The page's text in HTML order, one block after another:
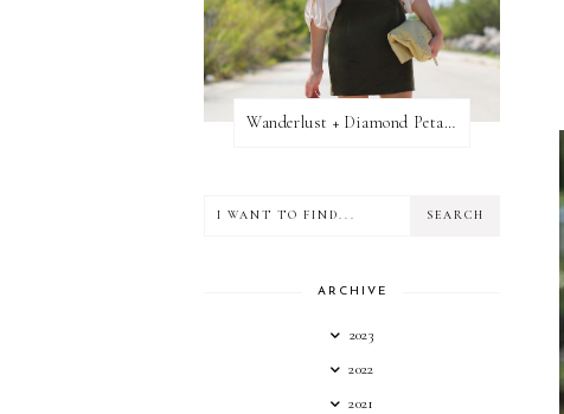
Wanderlust + Diamond Petal Giveaway
ARCHIVE
2023
2022
2021